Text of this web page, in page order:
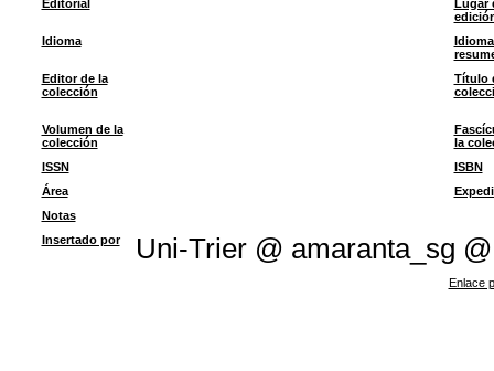
Editorial
Lugar
Idioma
Editor de la
colección
Título
Volumen de la
colección
la
ISSN
ISBN
Área
Notas
Insertado por
Uni-Trier @ amaranta_sg @
Enlace